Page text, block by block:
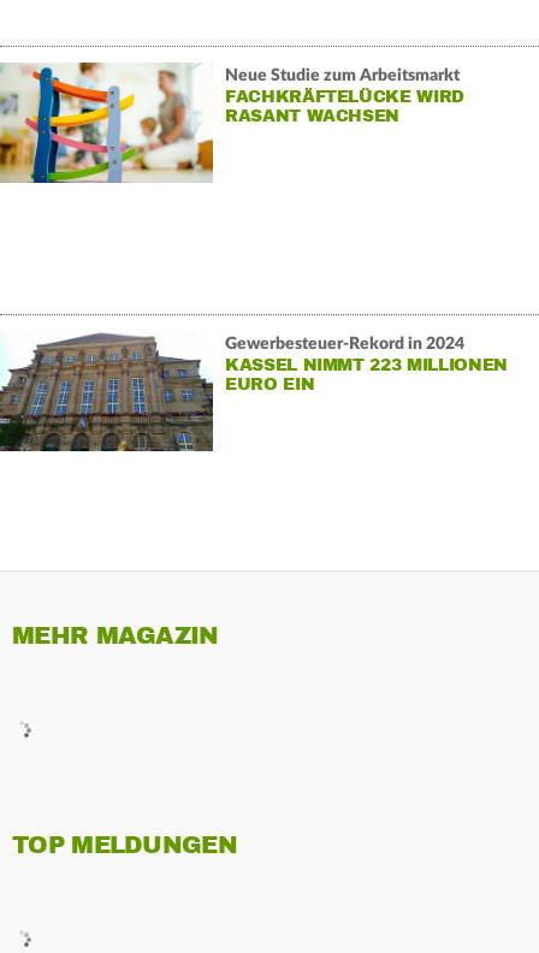
Neue Studie zum Arbeitsmarkt
FACHKRÄFTELÜCKE WIRD
RASANT WACHSEN
Gewerbesteuer-Rekord in 2024
KASSEL NIMMT 223 MILLIONEN
EURO EIN
MEHR MAGAZIN
TOP MELDUNGEN